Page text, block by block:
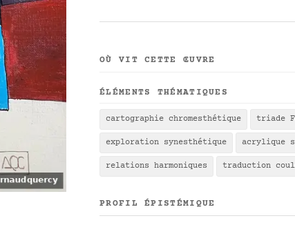
OÙ VIT CETTE ŒUVRE
ÉLÉMENTS THÉMATIQUES
cartographie chromesthétique triade
exploration synesthétique acrylique
relations harmoniques traduction
PROFIL ÉPISTÉMIQUE